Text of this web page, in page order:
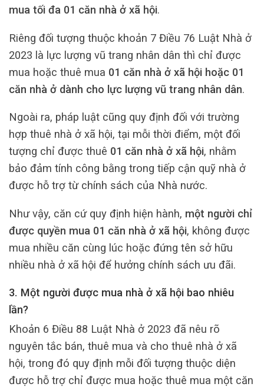
mua tối đa 01 căn nhà ở xã hội.
Riêng đối tượng thuộc khoản 7 Điều 76 Luật Nhà ở
2023 là lực lượng vũ trang nhân dân thì chỉ được
mua hoặc thuê mua 01 căn nhà ở xã hội hoặc 01
căn nhà ở dành cho lực lượng vũ trang nhân dân.
Ngoài ra, pháp luật cũng quy định đối với trường
hợp thuê nhà ở xã hội, tại mỗi thời điểm, một đối
tượng chỉ được thuê 01 căn nhà ở xã hội, nhằm
bảo đảm tính công bằng trong tiếp cận quỹ nhà ở
được hỗ trợ từ chính sách của Nhà nước.
Như vậy, căn cứ quy định hiện hành, một người chỉ
được quyền mua 01 căn nhà ở xã hội, không được
mua nhiều căn cùng lúc hoặc đứng tên sở hữu
nhiều nhà ở xã hội để hưởng chính sách ưu đãi.
3. Một người được mua nhà ở xã hội bao nhiêu
lần?
Khoản 6 Điều 88 Luật Nhà ở 2023 đã nêu rõ
nguyên tắc bán, thuê mua và cho thuê nhà ở xã
hội, trong đó quy định mỗi đối tượng thuộc diện
được hỗ trợ chỉ được mua hoặc thuê mua một căn